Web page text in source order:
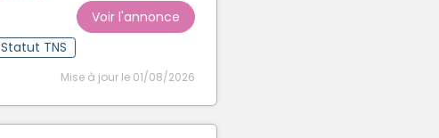
Voir l'annonce
Statut TNS
Mise à jour le 01/08/2026